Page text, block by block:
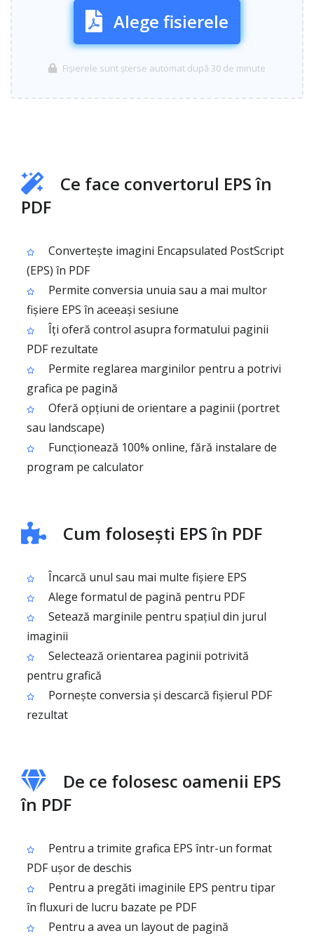
Alege fisierele
Fișierele sunt șterse automat după 30 de minute
Ce face convertorul EPS în
PDF
Convertește imagini Encapsulated PostScript
(EPS) în PDF
Permite conversia unuia sau a mai multor
fișiere EPS în aceeași sesiune
Îți oferă control asupra formatului paginii
PDF rezultate
Permite reglarea marginilor pentru a potrivi
grafica pe pagină
Oferă opțiuni de orientare a paginii (portret
sau landscape)
Funcționează 100% online, fără instalare de
program pe calculator
Cum folosești EPS în PDF
Încarcă unul sau mai multe fișiere EPS
Alege formatul de pagină pentru PDF
Setează marginile pentru spațiul din jurul
imaginii
Selectează orientarea paginii potrivită
pentru grafică
Pornește conversia și descarcă fișierul PDF
rezultat
De ce folosesc oamenii EPS
în PDF
Pentru a trimite grafica EPS într-un format
PDF ușor de deschis
Pentru a pregăti imaginile EPS pentru tipar
în fluxuri de lucru bazate pe PDF
Pentru a avea un layout de pagină